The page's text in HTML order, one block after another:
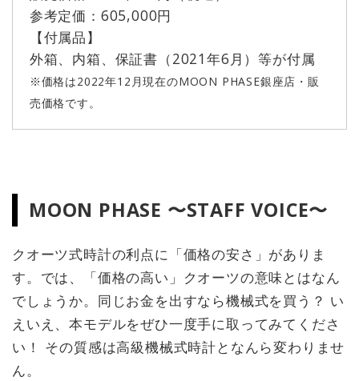
参考定価：605,000円
【付属品】
外箱、内箱、保証書（2021年6月）等が付属
※価格は2022年12月現在のMOON PHASE銀座店・販
売価格です。
MOON PHASE 〜STAFF VOICE〜
クオーツ式時計の利点に「価格の安さ」がありま
す。では、「価格の高い」クオーツの意味とはなん
でしょうか。同じお金を出すなら機械式を買う？ い
えいえ、本モデルをぜひ一度手に取ってみてくださ
い！ その質感は高級機械式時計となんら変わりませ
ん。